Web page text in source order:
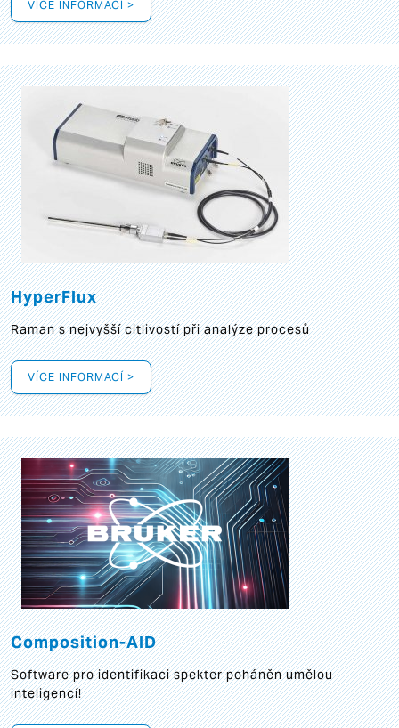
VÍCE INFORMACÍ >
HyperFlux
Raman s nejvyšší citlivostí při analýze procesů
VÍCE INFORMACÍ >
Composition-AID
Software pro identifikaci spekter poháněn umělou
inteligencí!